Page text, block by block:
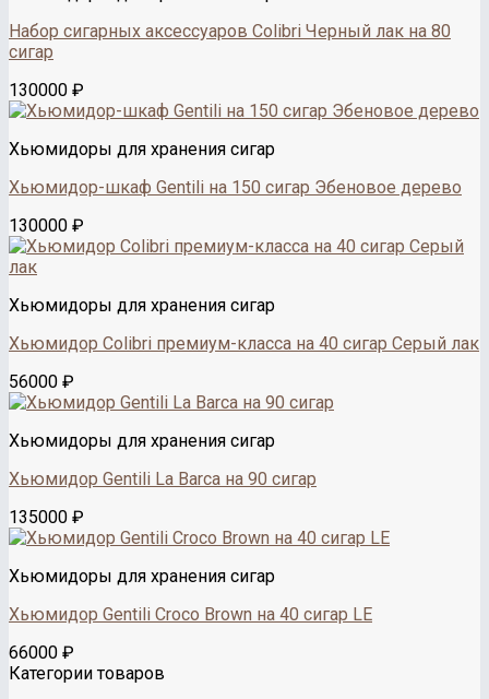
Набор сигарных аксессуаров Colibri Черный лак на 80
сигар
130000 ₽
Хьюмидоры для хранения сигар
Хьюмидор-шкаф Gentili на 150 сигар Эбеновое дерево
130000 ₽
Хьюмидоры для хранения сигар
Хьюмидор Colibri премиум-класса на 40 сигар Cерый лак
56000 ₽
Хьюмидоры для хранения сигар
Хьюмидор Gentili La Barca на 90 сигар
135000 ₽
Хьюмидоры для хранения сигар
Хьюмидор Gentili Croco Brown на 40 сигар LE
66000 ₽
Категории товаров